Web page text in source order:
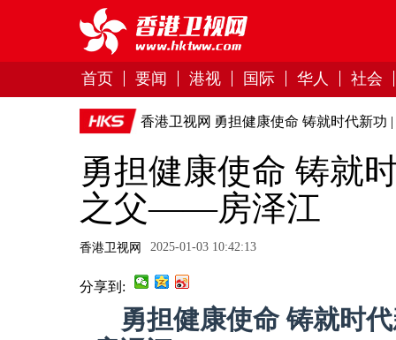
首页 要闻 港视 国际 华人 社会
香港卫视网 勇担健康使命 铸就时代新
勇担健康使命 铸就
之父——房泽江
香港卫视网 2025-01-03 10:42:13
分享到:
勇担健康使命 铸就时